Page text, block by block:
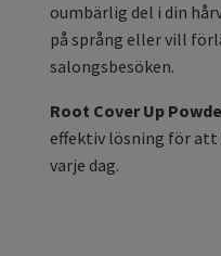
oumbärlig del i din
på språng eller vill
salongsbesöken.
Root Cover Up
effektiv lösning för att
varje dag.